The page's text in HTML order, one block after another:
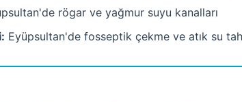
rögar ve yağmur suyu kanalları
Eyüpsultan'de fosseptik çekme ve atık su